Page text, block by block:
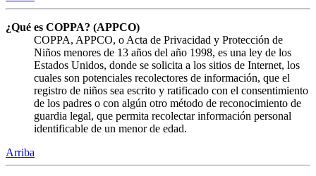
¿Qué es COPPA? (APPCO)
COPPA, APPCO, o Acta de Privacidad y Protección de
Niños menores de 13 años del año 1998, es una ley de los
Estados Unidos, donde se solicita a los sitios de Internet, los
cuales son potenciales recolectores de información, que el
registro de niños sea escrito y ratificado con el consentimiento
de los padres o con algún otro método de reconocimiento de
guardia legal, que permita recolectar información personal
identificable de un menor de edad.
Arriba